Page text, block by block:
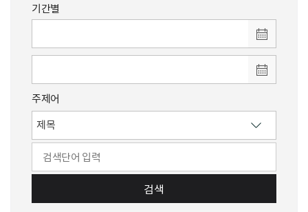
기간별
주제어
검색